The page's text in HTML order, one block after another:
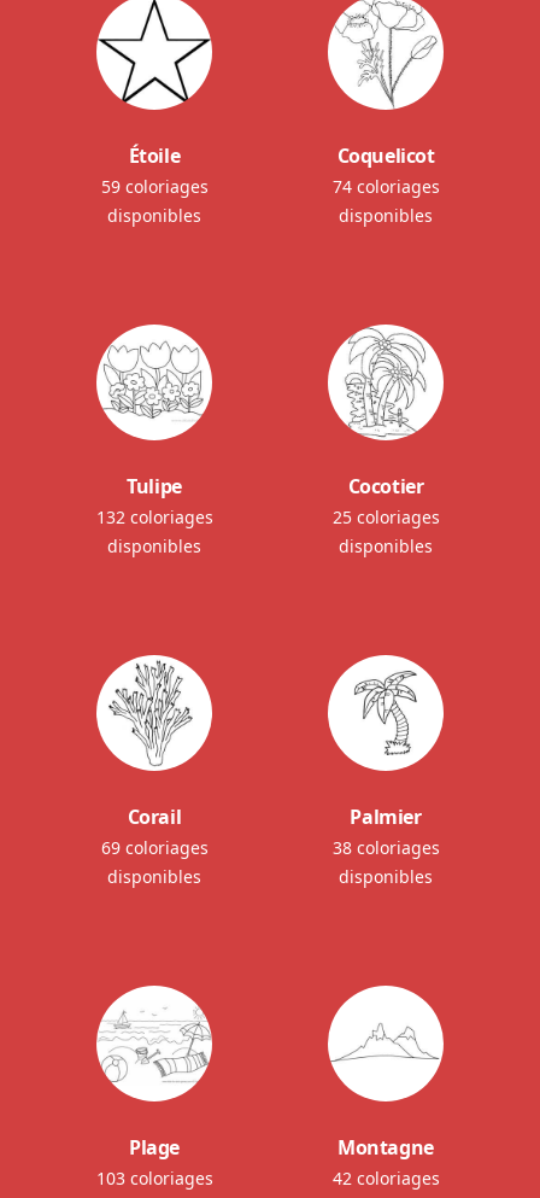
Étoile
59 coloriages
disponibles
Coquelicot
74 coloriages
disponibles
Tulipe
132 coloriages
disponibles
Cocotier
25 coloriages
disponibles
Corail
69 coloriages
disponibles
Palmier
38 coloriages
disponibles
Plage
103 coloriages
Montagne
42 coloriages